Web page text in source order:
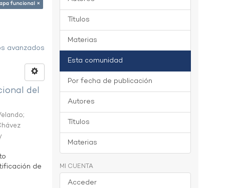
funcional ×
avanzados
del
;
de
Títulos
Materias
Esta comunidad
Por fecha de publicación
Autores
Títulos
Materias
MI CUENTA
Acceder